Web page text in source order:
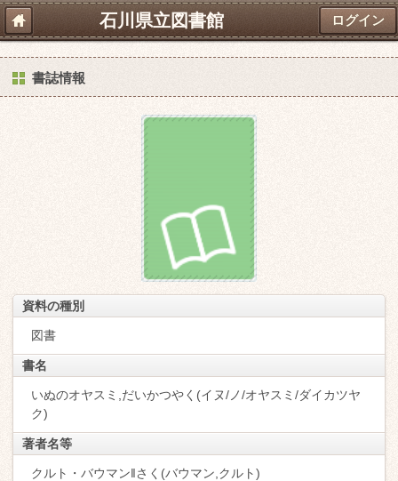
石川県立図書館 ログイン
書誌情報
資料の種別
図書
書名
いぬのオヤスミ,だいかつやく(イヌ/ノ/オヤスミ/ダイカツヤ
ク)
著者名等
クルト・バウマン‖さく(バウマン,クルト)